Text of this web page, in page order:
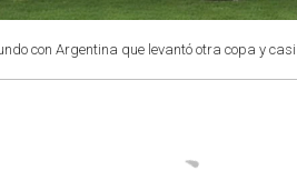
con Argentina que levantó otra copa y